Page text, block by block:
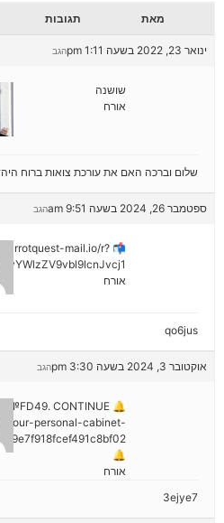
מאת תגובות
ינואר 23, 2022 בשעה 1:11 pm הגב
שושנה
אורח
שלום וברכה האם את עורכת צואות ברוח
ספטמבר 26, 2024 בשעה 9:51 am הגב
mail.io/r?
אורח
qo6jus
אוקטובר 3, 2024 בשעה 3:30 pm הגב
№FD49. CONTINUE
your-personal-cabinet-
🔔
אורח
3ejye7